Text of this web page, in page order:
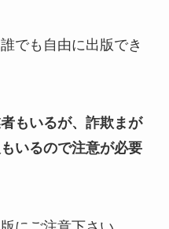
でも自由に出版でき
もいるが、詐欺まが
いるので注意が必要